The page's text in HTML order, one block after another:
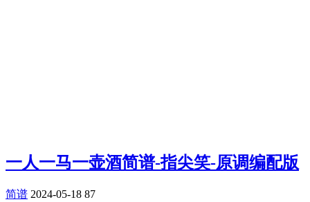
一人一马一壶酒简谱-指尖笑-原调编配版
简谱 2024-05-18 87